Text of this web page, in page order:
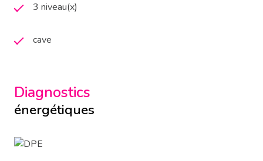
3 niveau(x)
cave
Diagnostics
énergétiques